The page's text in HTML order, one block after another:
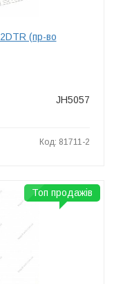
(пр-во
JH5057
Код: 81711-2
Топ продажів